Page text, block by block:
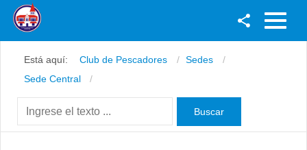
Youtube
Instagram
Está aquí: Club de Pescadores
Sedes
Sede Central